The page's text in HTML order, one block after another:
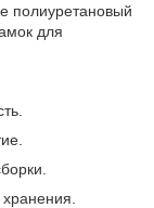
полиуретановый
для